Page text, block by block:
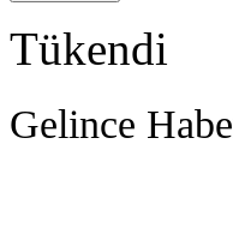
Tükendi
Gelince